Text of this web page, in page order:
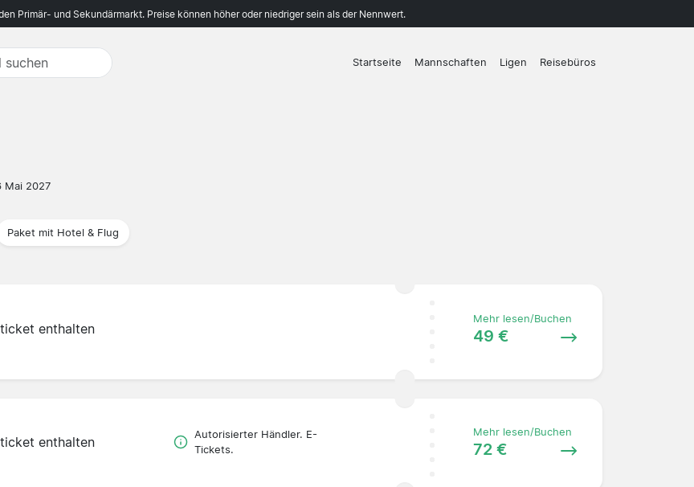
Primär- und Sekundärmarkt. Preise können höher oder niedriger sein als der Nennwert.
Startseite Mannschaften Ligen Reisebüros
Mai 2027
Paket mit Hotel & Flug
enthalten
Mehr lesen/Buchen
49 €
enthalten
Autorisierter Händler. E-
Tickets.
Mehr lesen/Buchen
72 €